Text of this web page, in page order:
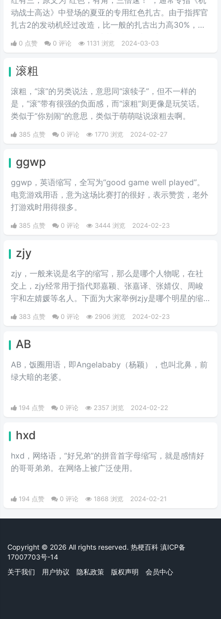
动战士高达》中登场的夏亚的专用红色扎古。由于指挥官
扎古2的发动机经过改造，比一般的扎古出力高30%，在
三倍速也被看作是夏亚登场的象征。
0 点赞 0 评论 1131 浏览 2024-03-03
滚粗
滚粗，“滚”的另类说法，意思同“滚犊子”，但不一样的
是，“滚”带有很强的负面感，而“滚粗”则更像是玩笑话。
类似于“你别闹”的意思，类似于萌萌哒说滚粗去啊。
385 点赞 0 评论 1770 浏览 2024-02-27
ggwp
ggwp，英‌‌‌‌‌‌‌‌‌‌‌语缩写，全写为“good game well played”。
电竞游戏用语，意为这场比赛打的很好，表示赞赏，老外
打游戏时用得很多。
385 点赞 0 评论 3444 浏览 2024-02-23
zjy
zjy，一般来说是名字的缩写，那么是哪个人物呢，在社
交上，zjy经常用于指代郑嘉颖、张嘉译、张婧仪、周峻
宇和左婧媛等名人。下面为大家举例zjy是哪个明星的缩
383 点赞 0 评论 2906 浏览 2024-02-23
AB
AB，饭圈用语，即Angelababy（杨颖），也叫北鼻，前
绿大暗的老婆。​
194 点赞 0 评论 2357 浏览 2024-02-22
hxd
hxd，网络语，“好兄弟”的拼音首字母缩写，就是感情好
的哥哥弟弟。在网络上被广泛使用。
194 点赞 0 评论 1868 浏览 2024-02-21
Copyright © 2026 All rights reserved. 热梗百科 滇ICP备
17007703号-14
关于我们
用户协议 隐私政策 版权声明 会员中心